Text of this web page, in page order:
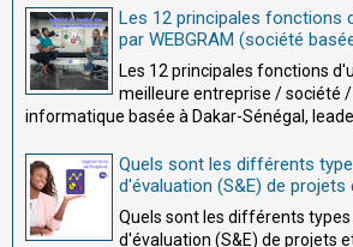
Les 12 principales fonctions
par WEBGRAM (société basée
Les 12 principales fonctions
meilleure entreprise / société
informatique basée à Dakar-Sénégal, leader
Quels sont les différents
d'évaluation (S&E) de projets
Quels sont les différents types
d'évaluation (S&E) de projets